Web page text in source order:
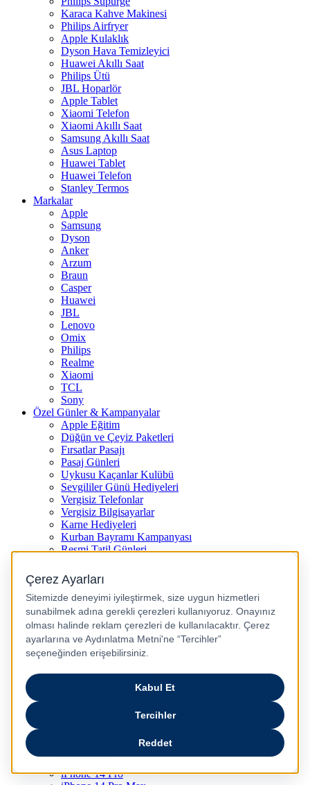
Karaca Kahve Makinesi
Philips Airfryer
Apple Kulaklık
Dyson Hava Temizleyici
Huawei Akıllı Saat
Philips Ütü
JBL Hoparlör
Apple Tablet
Xiaomi Telefon
Xiaomi Akıllı Saat
Samsung Akıllı Saat
Asus Laptop
Huawei Tablet
Huawei Telefon
Stanley Termos
Markalar
Apple
Samsung
Dyson
Anker
Arzum
Braun
Casper
Huawei
JBL
Lenovo
Omix
Philips
Realme
Xiaomi
TCL
Sony
Özel Günler & Kampanyalar
Apple Eğitim
Düğün ve Çeyiz Paketleri
Fırsatlar Pasajı
Pasaj Günleri
Uykusu Kaçanlar Kulübü
Sevgililer Günü Hediyeleri
Vergisiz Telefonlar
Vergisiz Bilgisayarlar
Karne Hediyeleri
Kurban Bayramı Kampanyası
Resmi Tatil Günleri
Anneler Günü Hediyeleri
Babalar Günü
Taksitli Harikalar Diyarı
Popüler Ürünler
iPhone 17
iPhone 16
iPhone Air
iPhone 16 Pro Max
iPhone 17 Pro Max
iPhone 15 Pro Max
iPhone 14 Pro